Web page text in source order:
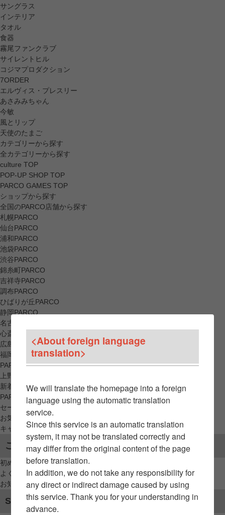
サングラス
インテリア
タオル
食器
霧尾ファンクラブ
サイレントヒル
コジマプロダクション
7ORDER
エルヴィス・プレスリー
あさみみちゃん
今敏
風とリップ
天使のたまご
カテゴリーから探す
全カテゴリーから探す
culture TOP
POP-UP SHOP TOP
PARCO GAMES TOP
ショップから探す
全国のPARCO店舗から探す
札幌PARCO
仙台PARCO
浦和PARCO
池袋PARCO
渋谷PARCO
錦糸町PARCO
吉祥寺PARCO
調布PARCO
ひばりが丘PARCO
静岡PARCO
名古屋PARCO
心斎橋PARCO
広島PARCO
福岡PARCO
PARCO_ya
上野
新着アイテムから探す
PARCO限定アイテムから探す
セールアイテムから探す
お気に入りから探す
キャンペーン/クーポン対象から探す
ご利用案内
初めてのお客様へ
よくあるご質問 / お問い合わせ
お知らせ
SNSアカウント
<About foreign language
translation>
We will translate the homepage into a foreign
language using the automatic translation
service.
Since this service is an automatic translation
system, it may not be translated correctly and
may differ from the original content of the page
before translation.
In addition, we do not take any responsibility for
any direct or indirect damage caused by using
this service. Thank you for your understanding in
advance.